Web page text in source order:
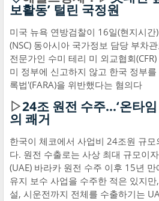
보활동’ 털린 국정원
미국 뉴욕 연방검찰이 16일(현지시
(NSC) 동아시아 국가정보 담당 부차
전문가인 수미 테리 미 외교협회
미 정부에 신고하지 않고 한국 정부
록법'(FARA)을 위반했다는 혐의다
▷24조 원전 수주...‘온타
의 쾌거
한국이 체코에서 사업비 24조원 규
다. 원전 수출로는 사상 최대 규모이
(UAE) 바라카 원전 수주 이후 15년
유지 보수 사업을 수주한 적은 있지
설, 시운전까지 전체를 수출하기는